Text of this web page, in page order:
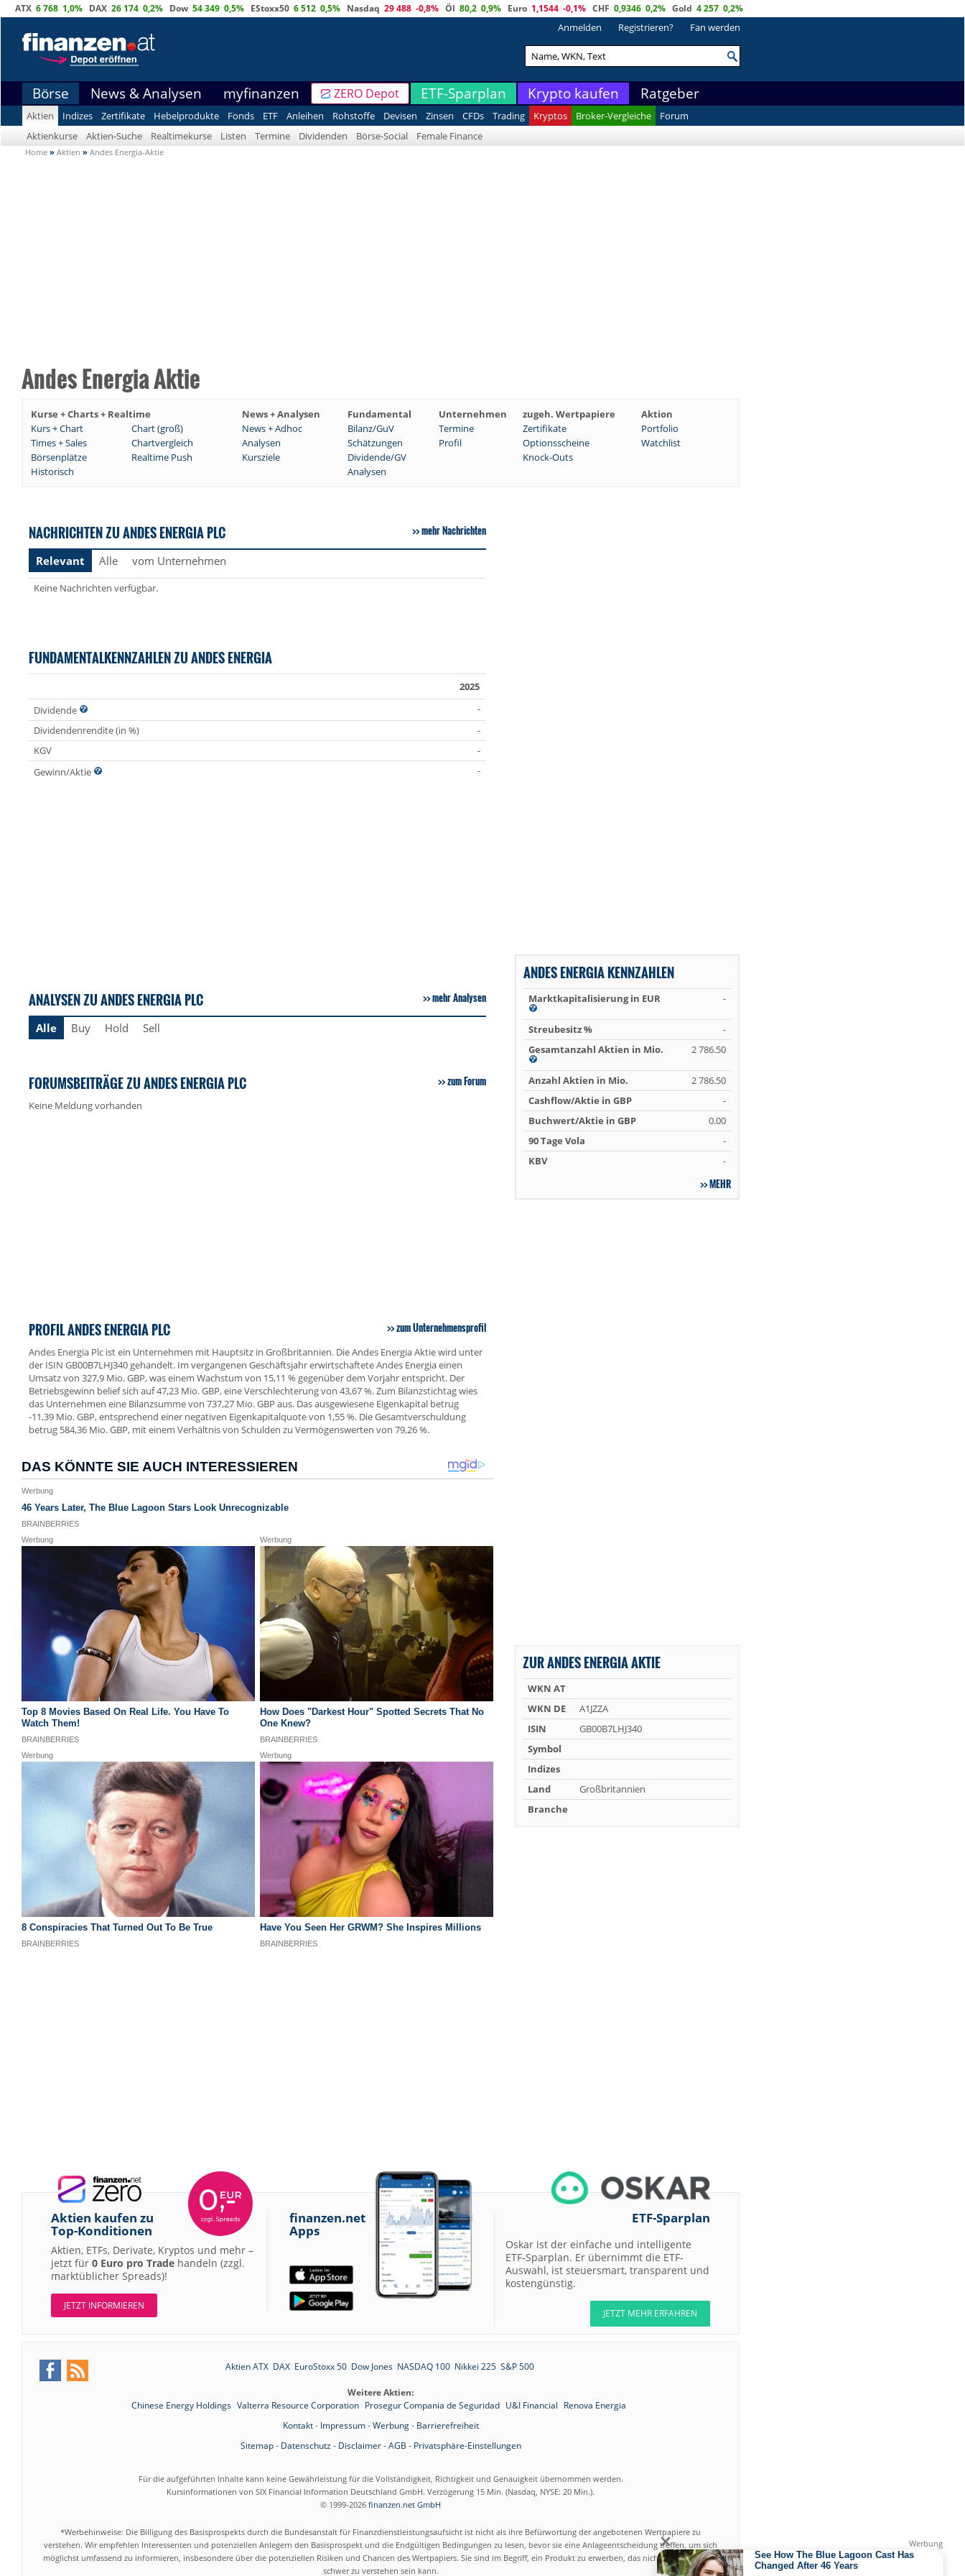
ATX 6 768 1,0% DAX 26 174 0,2% Dow 54 349 0,5% EStoxx50 6 512 0,5% Nasdaq 29 488 -0,8% Öl 80,2 0,9% Euro 1,1544 -0,1% CHF 0,9346 0,2% Gold 4 257 0,2%
Anmelden Registrieren? Fan werden
Börse News & Analysen myfinanzen ZERO Depot ETF-Sparplan Krypto kaufen Ratgeber
Aktien Indizes Zertifikate Hebelprodukte Fonds ETF Anleihen Rohstoffe Devisen Zinsen CFDs Trading Kryptos Broker-Vergleiche
Forum
Aktienkurse
Aktien-Suche Realtimekurse Listen Termine Dividenden Börse-Social Female Finance
Home » Aktien » Andes Energia-Aktie
Andes Energia Aktie
Kurse + Charts + Realtime News + Analysen Fundamental Unternehmen zugeh. Wertpapiere
Aktion
Kurs + Chart
Chart (groß) News + Adhoc Bilanz/GuV Termine Zertifikate
Portfolio
Times + Sales
Chartvergleich Analysen Schätzungen Profil Optionsscheine
Watchlist
Börsenplätze
Realtime Push Kursziele Dividende/GV
Knock-Outs
Historisch
Analysen
NACHRICHTEN ZU ANDES ENERGIA PLC mehr Nachrichten
Relevant Alle vom Unternehmen
Keine Nachrichten verfügbar.
FUNDAMENTALKENNZAHLEN ZU ANDES ENERGIA
2025
Dividende
-
Dividendenrendite (in %)
-
KGV
-
Gewinn/Aktie
-
ANALYSEN ZU ANDES ENERGIA PLC mehr Analysen
Alle Buy Hold Sell
FORUMSBEITRÄGE ZU ANDES ENERGIA PLC zum Forum
Keine Meldung vorhanden
PROFIL ANDES ENERGIA PLC zum Unternehmensprofil
Andes Energia Plc ist ein Unternehmen mit Hauptsitz in Großbritannien. Die Andes Energia Aktie wird unter
der ISIN GB00B7LHJ340 gehandelt. Im vergangenen Geschäftsjahr erwirtschaftete Andes Energia einen
Umsatz von 327,9 Mio. GBP, was einem Wachstum von 15,11 % gegenüber dem Vorjahr entspricht. Der
Betriebsgewinn belief sich auf 47,23 Mio. GBP, eine Verschlechterung von 43,67 %. Zum Bilanzstichtag wies
das Unternehmen eine Bilanzsumme von 737,27 Mio. GBP aus. Das ausgewiesene Eigenkapital betrug
-11,39 Mio. GBP, entsprechend einer negativen Eigenkapitalquote von 1,55 %. Die Gesamtverschuldung
betrug 584,36 Mio. GBP, mit einem Verhältnis von Schulden zu Vermögenswerten von 79,26 %.
ANDES ENERGIA KENNZAHLEN
Marktkapitalisierung in EUR -
Streubesitz %
-
Gesamtanzahl Aktien in Mio.
2 786.50
Anzahl Aktien in Mio.
2 786.50
Cashflow/Aktie in GBP
-
Buchwert/Aktie in GBP
0.00
90 Tage Vola
-
KBV
-
MEHR
ZUR ANDES ENERGIA AKTIE
WKN AT
WKN DE
A1JZZA
ISIN
GB00B7LHJ340
Symbol
Indizes
Land
Großbritannien
Branche
Aktien kaufen zu
Top-Konditionen
Aktien, ETFs, Derivate, Kryptos und mehr –
jetzt für 0 Euro pro Trade handeln (zzgl.
marktüblicher Spreads)!
JETZT INFORMIEREN
finanzen.net
Apps
ETF-Sparplan
Oskar ist der einfache und intelligente
ETF-Sparplan. Er übernimmt die ETF-
Auswahl, ist steuersmart, transparent und
kostengünstig.
JETZT MEHR ERFAHREN
Aktien ATX DAX EuroStoxx 50 Dow Jones NASDAQ 100 Nikkei 225 S&P 500
Weitere Aktien:
Chinese Energy Holdings Valterra Resource Corporation Prosegur Compania de Seguridad U&I Financial Renova Energia
Kontakt- Impressum-Werbung- Barrierefreiheit
Sitemap- Datenschutz- Disclaimer-AGB - Privatsphäre-Einstellungen
Für die aufgeführten Inhalte kann keine Gewährleistung für die Vollständigkeit, Richtigkeit und Genauigkeit übernommen werden.
Kursinformationen von SIX Financial Information Deutschland GmbH. Verzögerung 15 Min. (Nasdaq, NYSE: 20 Min.).
© 1999-2026 finanzen.net GmbH
*Werbehinweise: Die Billigung des Basisprospekts durch die Bundesanstalt für Finanzdienstleistungsaufsicht ist nicht als ihre Befürwortung der angebotenen Wertpapiere zu
verstehen. Wir empfehlen Interessenten und potenziellen Anlegern den Basisprospekt und die Endgültigen Bedingungen zu lesen, bevor sie eine Anlageentscheidung treffen, um sich
möglichst umfassend zu informieren, insbesondere über die potenziellen Risiken und Chancen des Wertpapiers. Sie sind im Begriff, ein Produkt zu erwerben, das nicht einfach ist und
schwer zu verstehen sein kann.